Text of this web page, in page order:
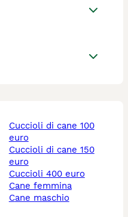
cuccioli di cane 100
euro
cuccioli di cane 150
euro
cuccioli 400 euro
cane femmina
cane maschio